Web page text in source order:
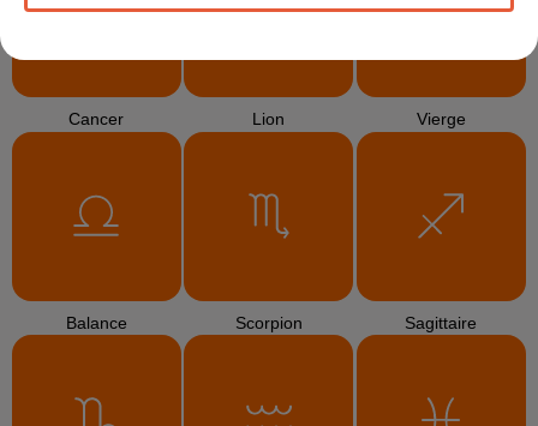
Cancer Lion Vierge
Balance Scorpion Sagittaire